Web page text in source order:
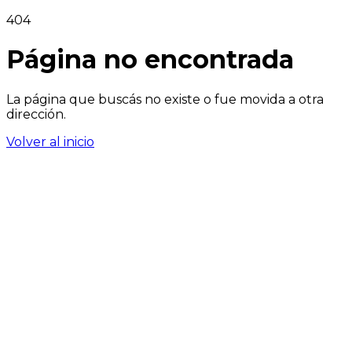
404
Página no encontrada
La página que buscás no existe o fue movida a otra
dirección.
Volver al inicio